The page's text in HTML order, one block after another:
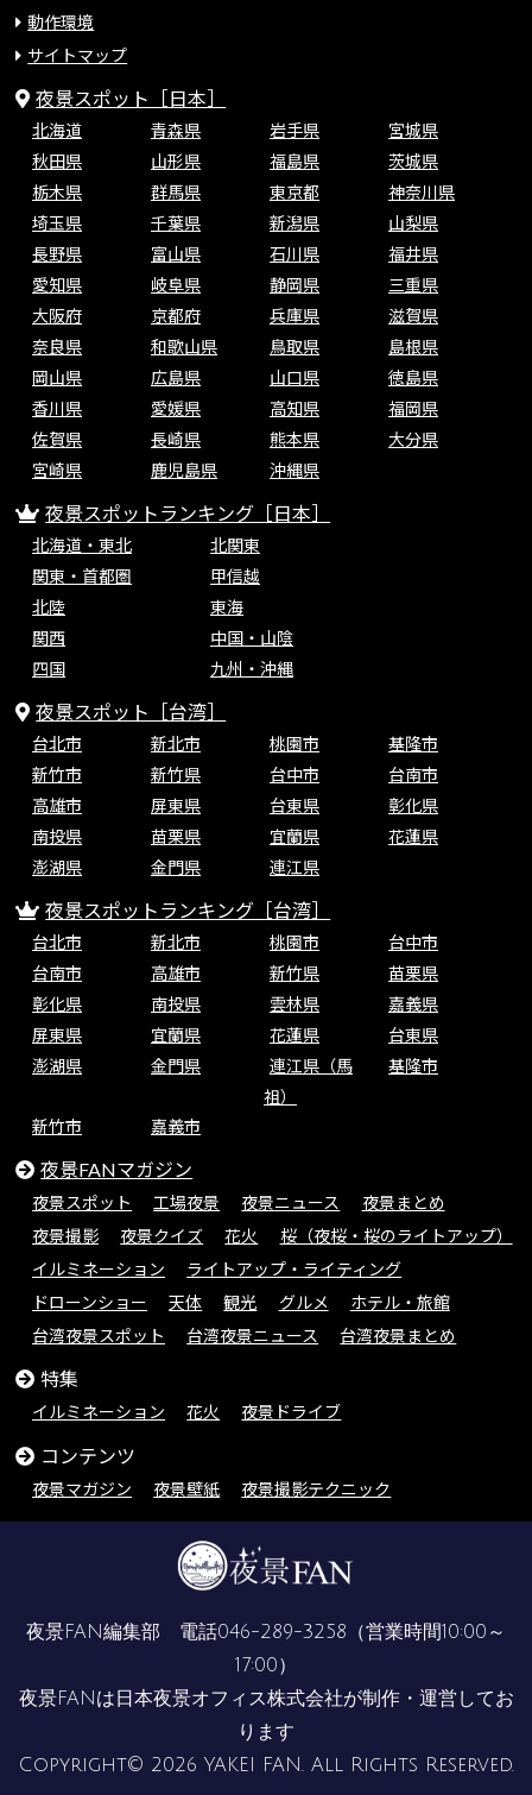
動作環境
サイトマップ
夜景スポット［日本］
北海道 青森県 岩手県
宮城県
秋田県
山形県 福島県
茨城県
栃木県
群馬県 東京都
神奈川県
埼玉県
千葉県 新潟県
山梨県
長野県
富山県 石川県
福井県
愛知県
岐阜県 静岡県
三重県
大阪府
京都府 兵庫県
滋賀県
奈良県
和歌山県 鳥取県
島根県
岡山県
広島県 山口県
徳島県
香川県
愛媛県 高知県
福岡県
佐賀県
長崎県 熊本県
大分県
宮崎県
鹿児島県 沖縄県
夜景スポットランキング［日本］
北海道・東北
北関東
関東・首都圏
甲信越
北陸
東海
関西
中国・山陰
四国
九州・沖縄
夜景スポット［台湾］
台北市 新北市 桃園市
基隆市
新竹市
新竹県 台中市
台南市
高雄市
屏東県 台東県
彰化県
南投県
苗栗県 宜蘭県
花蓮県
澎湖県
金門県 連江県
夜景スポットランキング［台湾］
台北市 新北市 桃園市
台中市
台南市
高雄市 新竹県
苗栗県
彰化県
南投県 雲林県
嘉義県
屏東県
宜蘭県 花蓮県
台東県
澎湖県
金門県
連江県（馬
祖）
基隆市
新竹市 嘉義市
夜景FANマガジン
夜景スポット 工場夜景 夜景ニュース
夜景まとめ
夜景撮影
夜景クイズ 花火
桜（夜桜・桜のライトアップ）
イルミネーション
ライトアップ・ライティング
ドローンショー
天体 観光 グルメ
ホテル・旅館
台湾夜景スポット
台湾夜景ニュース 台湾夜景まとめ
特集
イルミネーション 花火 夜景ドライブ
コンテンツ
夜景マガジン 夜景壁紙 夜景撮影テクニック
夜景FAN編集部 電話046-289-3258 （営業時間10:00～
17:00）
夜景FANは 日本夜景オフィス株式会社が制作・運営してお
ります
Copyright© 2026 YAKEI FAN. All Rights Reserved.